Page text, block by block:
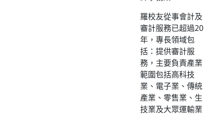
羅校友從事會計及
審計服務已超過20
年，專長領域包
括：提供審計服
務，主要負責產業
範圍包括高科技
業、電子業、傳統
產業、零售業、生
技業及大眾運輸業